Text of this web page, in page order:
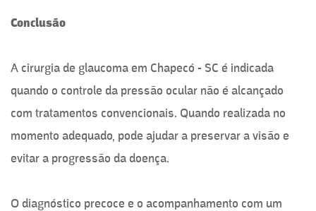
Conclusão
A cirurgia de glaucoma em Chapecó - SC é indicada
quando o controle da pressão ocular não é alcançado
com tratamentos convencionais. Quando realizada no
momento adequado, pode ajudar a preservar a visão e
evitar a progressão da doença.
O diagnóstico precoce e o acompanhamento com um